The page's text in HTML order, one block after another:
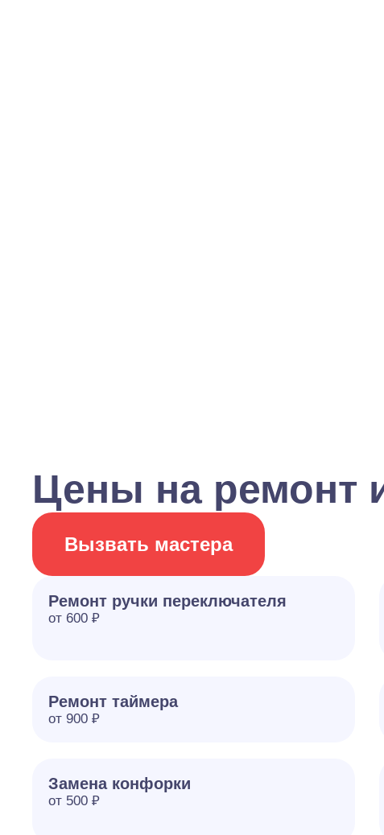
Цены на ремонт
Вызвать мастера
Ремонт ручки переключателя
от 600 ₽
Ремонт таймера
от 900 ₽
Замена конфорки
от 500 ₽